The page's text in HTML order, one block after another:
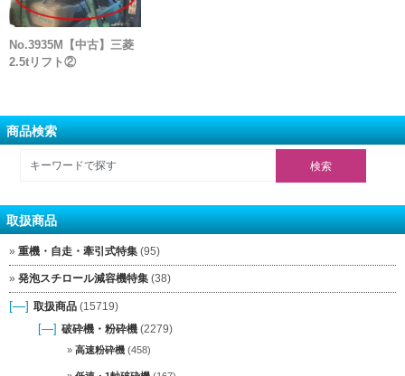
No.3935M【中古】三菱
2.5tリフト②
商品検索
取扱商品
重機・自走・牽引式特集 (95)
発泡スチロール減容機特集 (38)
[—] 取扱商品 (15719)
[—] 破砕機・粉砕機 (2279)
高速粉砕機 (458)